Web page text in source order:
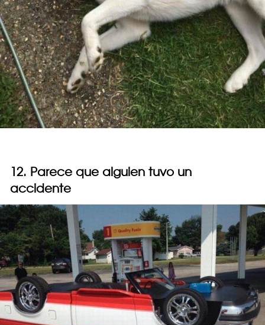
12. Parece que alguien tuvo un
accidente